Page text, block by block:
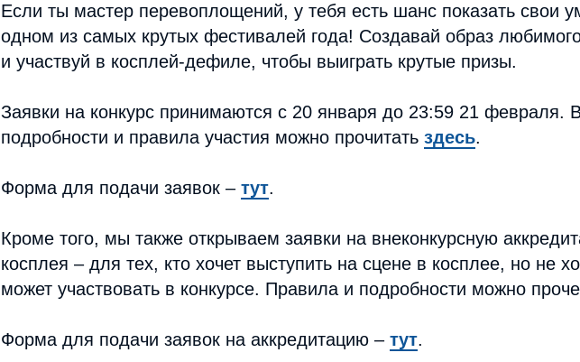
Если ты мастер перевоплощений, у тебя есть шанс показать свои
одном из самых крутых фестивалей года! Создавай образ
и участвуй в косплей-дефиле, чтобы выиграть крутые призы.
Заявки на конкурс принимаются с 20 января до 23:59 21 февраля.
подробности и правила участия можно прочитать здесь.
Форма для подачи заявок – тут.
Кроме того, мы также открываем заявки на внеконкурсную
косплея – для тех, кто хочет выступить на сцене в косплее, но не
может участвовать в конкурсе. Правила и подробности можно
Форма для подачи заявок на аккредитацию – тут.